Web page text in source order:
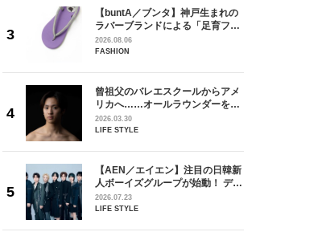
【buntA／ブンタ】神戸生まれの
ラバーブランドによる「足育フッ
トウェア」。伊勢丹新宿店でPOP-
UP開催中！
2026.08.06
FASHION
曾祖父のバレエスクールからアメ
リカへ……オールラウンダーを目
指すダンサーは踊ることが好きす
ぎる【王子様の推しドコロ】
2026.03.30
LIFE STYLE
【AEN／エイエン】注目の日韓新
人ボーイズグループが始動！ デビ
ュー目前のフレッシュな面々を独
占インタビュー。7人の魅力に迫
2026.07.23
LIFE STYLE